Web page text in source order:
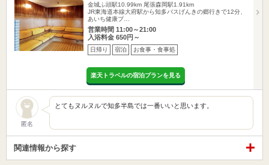
金城ふ頭駅10.99km 尾張森岡駅1.91km
JR東海道本線大府駅から知多バスげんきの郷行きで12分、
あいち健康プ…
営業時間 11:00～21:00
入浴料金 650円～
日帰り 宿泊 お食事・食事処
楽天トラベルの宿泊プランを見る
匿名
とてもヌルヌルで知多半島では一番いいと思います。
関連情報から探す